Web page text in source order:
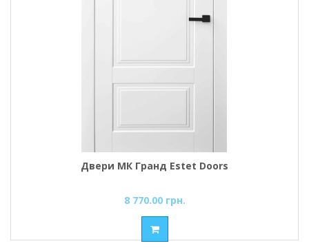
Двери МК Гранд Estet Doors
8 770.00 грн.